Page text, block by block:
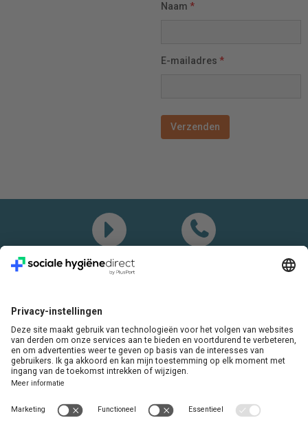
Naam *
E-mailadres *
Demo
of stuur ons een e-mail
LinkedIn